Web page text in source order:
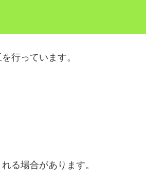
行っています。
る場合があります。